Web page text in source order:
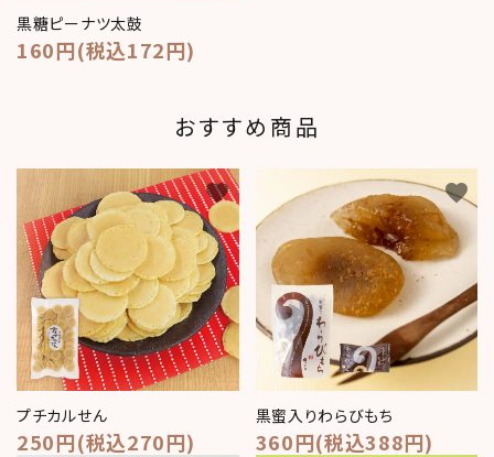
黒糖ピーナツ太鼓
160円(税込172円)
おすすめ商品
プチカルせん
250円(税込270円)
favorite
黒蜜入りわらびもち
360円(税込388円)
favorite